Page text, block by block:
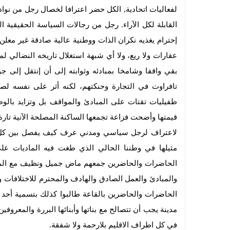
لفعاليات اتحادية, الكل حضر اعترافا لخصال رجل
القابلة لكل الآراء. رجل من رجالات السياسة
إحترام يغذيه نكران الذات ووطنية عالية صادقة غير
عقارات ولا ريع، ولا أي شبهة استغلال تاريخه
بقي واقفا وشامخا بمبادئه وثوابته إلى أن إنتقل
تافراوت في التجارة وحنكتهم، لكنه أثر على
طفيليات تقتات على المبادئ والمواقف بل وتزايد
قيمتها وأضحت فزاعة تجمعها الساكنة المصلحة الآنية
لاعتراف لرجل سياسي ومدني عرف كيف يفصل بين كل
مثيلها في وطننا الحالي الذي طغت فيه
الحاضرات والحاضرين جمعهم ماض جميل ونظيف مع
والمبادئ والعمل الصادق والهادف والمحترم
الحاضرات والحاضرين بالقاعة طالبوا كذلك بتسمية
مدينة يجب أن تتصالح مع بناتها وأبنائها البررة
في كل اطراف الاقليم بلارحمة ولا شفقة.